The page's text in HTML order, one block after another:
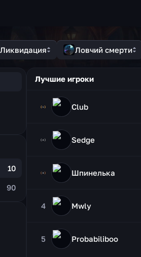
Ликвидация Ловчий смерти
10
90
Лучшие игроки
Club
Sedge
Шпинелька
4 Mwly
5 Probabiliboo